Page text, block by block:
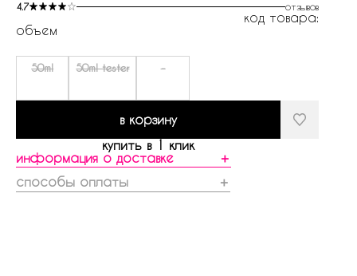
4.7 отзывов
код товара:
объем
50ml 50ml tester -
в корзину
купить в 1 клик
информация о доставке
＋
способы оплаты
＋